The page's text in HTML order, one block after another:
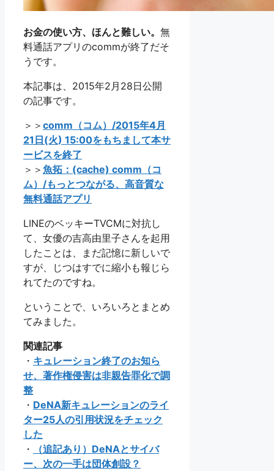
お金の使い方、ほんと難しい。 無
料通話アプリのcommが終了だそ
うです。
本記事は、2015年2月28日公開
の記事です。
＞＞ comm（コム）/2015年4月
21日(火) 15:00をもちまして本サ
ービスを終了
＞＞ 魚拓：(cache) comm（コ
ム）/もっとつながる、高音質な
無料通話アプリ
LINEのベッキーTVCMに対抗し
て、女優の吉高由里子さんを起用
したことは、まだ記憶に新しいで
すが、じつはすでに縮小も報じら
れてたのですね。
ということで、いろいろとまとめ
てみました。
関連記事
・ キュレーション終了のお知ら
せ、著作権侵害は非親告罪化で調
整
・ DeNA新キュレーションのライ
ター25人の引用状況をチェック
した
・
（追記あり）DeNAとサイバ
ー、次の一手は団体創設？